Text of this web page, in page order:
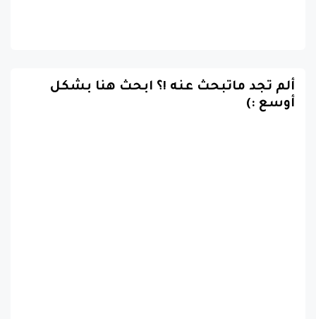
ألم تجد ماتبحث عنه !؟ ابحث هنا بشكل
أوسع :)